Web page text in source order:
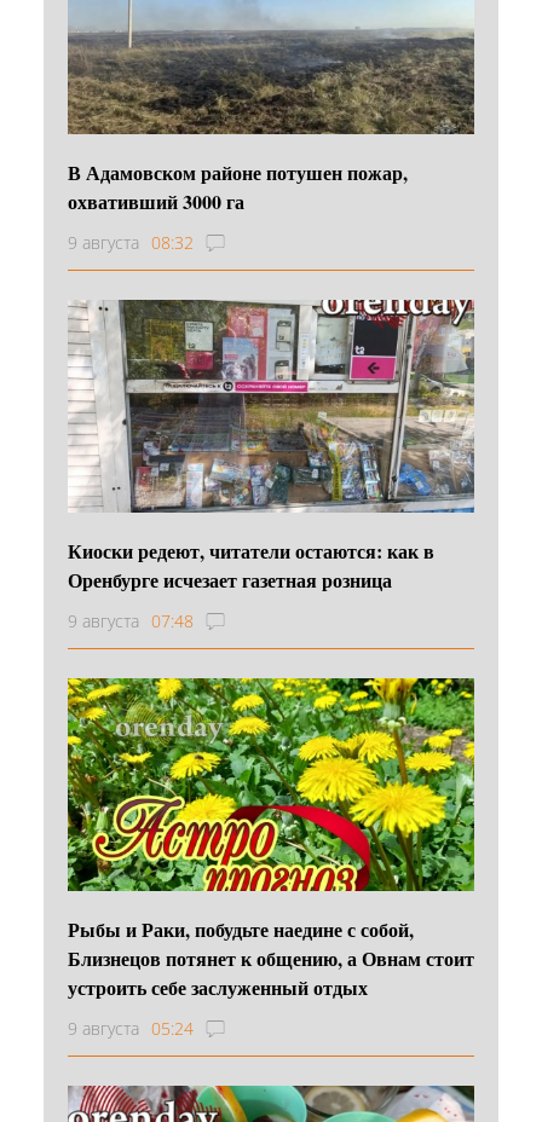
В Адамовском районе потушен пожар,
охвативший 3000 га
9 августа 08:32
Киоски редеют, читатели остаются: как в
Оренбурге исчезает газетная розница
9 августа 07:48
Рыбы и Раки, побудьте наедине с собой,
Близнецов потянет к общению, а Овнам стоит
устроить себе заслуженный отдых
9 августа 05:24